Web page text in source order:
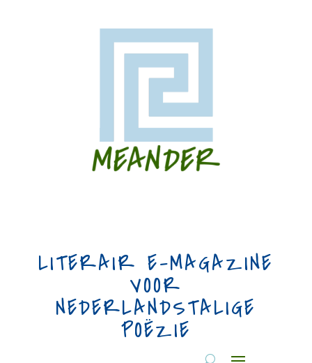
LITERAIR E-MAGAZINE
VOOR
NEDERLANDSTALIGE
POËZIE